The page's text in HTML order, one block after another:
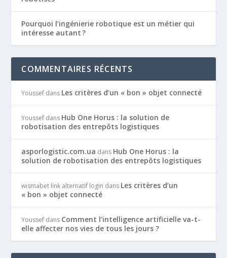
Pourquoi l’ingénierie robotique est un métier qui
intéresse autant ?
COMMENTAIRES RÉCENTS
Youssef dans Les critères d’un « bon » objet connecté
Youssef dans Hub One Horus : la solution de
robotisation des entrepôts logistiques
asporlogistic.com.ua dans Hub One Horus : la
solution de robotisation des entrepôts logistiques
wismabet link alternatif login dans Les critères d’un
« bon » objet connecté
Youssef dans Comment l’intelligence artificielle va-t-
elle affecter nos vies de tous les jours ?